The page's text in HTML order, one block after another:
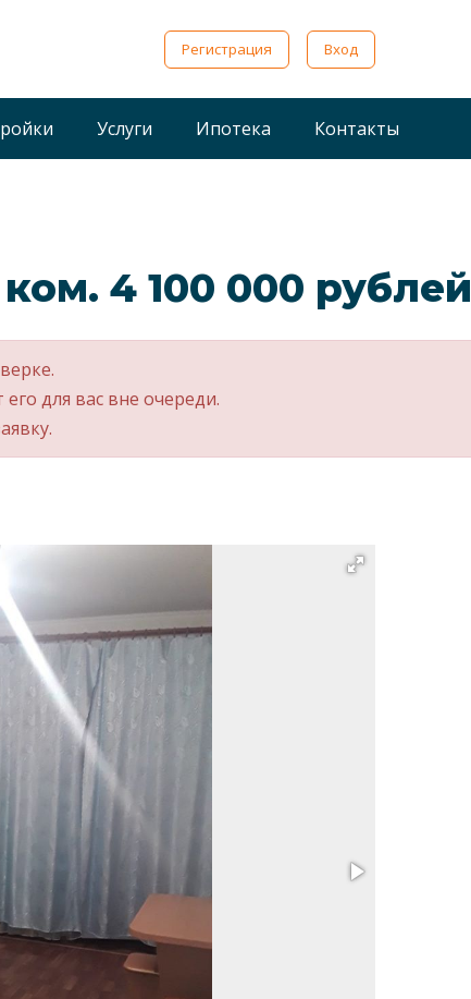
Регистрация Вход
Услуги Ипотека Контакты
4 100 000 рублей
для вас вне очереди.